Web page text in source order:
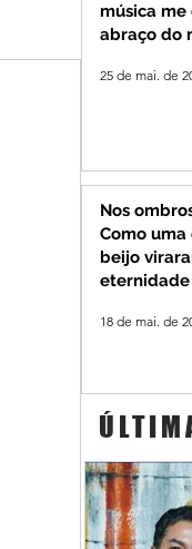
música me
abraço do
25 de mai. de
Nos
Como uma
beijo
eternidade
18 de mai. de